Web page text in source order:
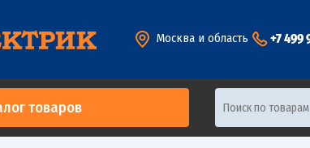
Москва и область +7 499
товаров